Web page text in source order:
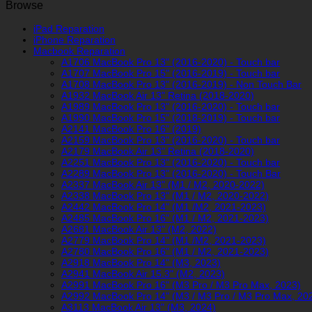
(L+R)
Browse
iPad Reparation
iPhone Reparation
Macbook Reparation
A1706 MacBook Pro 13" (2016-2020) - Touch bar
A1707 MacBook Pro 15" (2016-2019) - Touch bar
A1708 MacBook Pro 13" (2016-2019) - Non Touch Bar
A1932 MacBook Air 13" Retina (2018-2020)
A1989 MacBook Pro 13" (2016-2020) - Touch bar
A1990 MacBook Pro 15" (2018-2019) - Touch bar
A2141 MacBook Pro 16" (2019)
A2159 MacBook Pro 13" (2016-2020) - Touch bar
A2179 MacBook Air 13" Retina (2018-2020)
A2251 MacBook Pro 13" (2016-2020) - Touch bar
A2289 MacBook Pro 13" (2016-2020) - Touch Bar
A2337 MacBook Air 13" (M1 / M2, 2020-2022)
A2338 MacBook Pro 13" (M1 / M2, 2020-2022)
A2442 MacBook Pro 14" (M1 /M2, 2021-2023)
A2485 MacBook Pro 16" (M1 / M2, 2021-2023)
A2681 MacBook Air 13" (M2, 2022)
A2779 MacBook Pro 14" (M1 /M2, 2021-2023)
A2780 MacBook Pro 16" (M1 / M2, 2021-2023)
A2918 MacBook Pro 14" (M3, 2023)
A2941 MacBook Air 15.3" (M2, 2023)
A2991 MacBook Pro 16" (M3 Pro / M3 Pro Max, 2023)
A2992 MacBook Pro 14" (M3 / M3 Pro / M3 Pro Max,
A3113 MacBook Air 13" (M3, 2024)